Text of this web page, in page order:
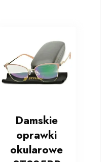
Damskie
oprawki
okularowe